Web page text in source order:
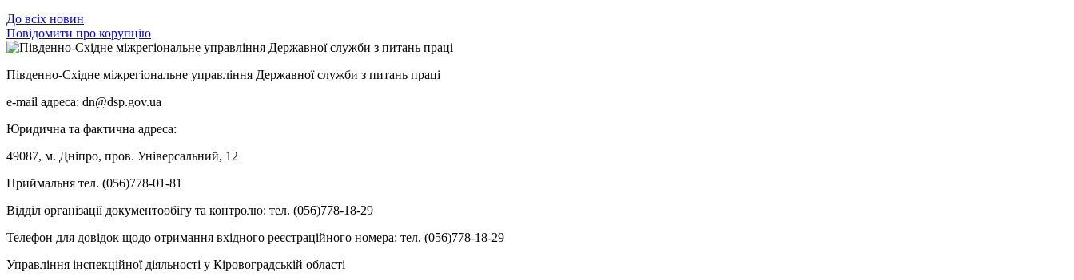
До всіх новин
Повідомити про корупцію
Південно-Східне міжрегіональне управління Державної служби з питань праці
e-mail адреса: dn@dsp.gov.ua
Юридична та фактична адреса:
49087, м. Дніпро, пров. Універсальний, 12
Приймальня тел. (056)778-01-81
Відділ організації документообігу та контролю: тел. (056)778-18-29
Телефон для довідок щодо отримання вхідного реєстраційного номера: тел. (056)778-18-29
Управління інспекційної діяльності у Кіровоградській області